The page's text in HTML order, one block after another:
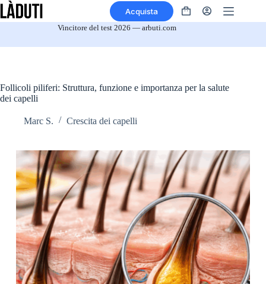
Vai
al
Acquista
Il
Vincitore del test 2026 — arbuti.com
Follicoli piliferi: Struttura, funzione e importanza per la salute
dei capelli
Marc S. Crescita dei capelli